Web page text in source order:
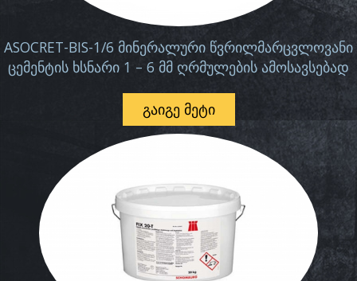
ASOCRET-BIS-1/6 მინერალური წვრილმარცვლოვანი
ცემენტის ხსნარი 1 – 6 მმ ღრმულების ამოსავსებად
ᲒᲐᲘᲒᲔ ᲛᲔᲢᲘ